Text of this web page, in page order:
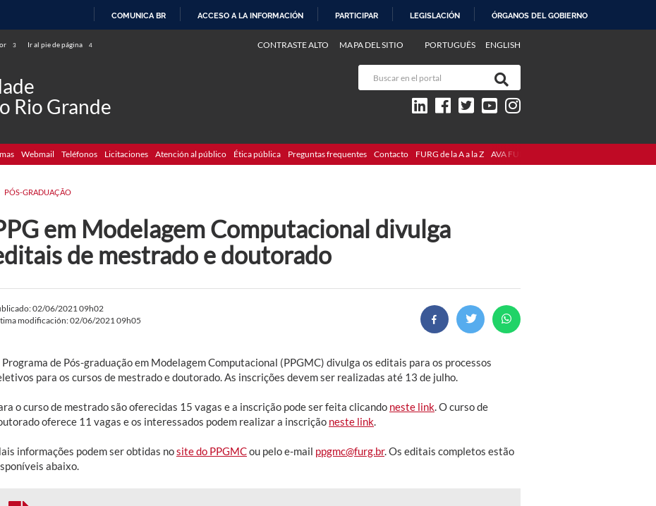
COMUNICA BR ACCESO A LA INFORMACIÓN PARTICIPAR LEGISLACIÓN ÓRGANOS DEL GOBIERNO
3 Ir al pie de página 4 PORTUGUÊS ENGLISH
CONTRASTE ALTO MAPA DEL SITIO
Rio Grande
Webmail Teléfonos Licitaciones Atención al público Ética pública Preguntas frequentes Contacto FURG de la A a la Z AVA FURG
PÓS-GRADUAÇÃO
em Modelagem Computacional divulga
de mestrado e doutorado
02/06/2021 09h02
modificación: 02/06/2021 09h05
Programa de Pós-graduação em Modelagem Computacional (PPGMC) divulga os editais para os processos
para os cursos de mestrado e doutorado. As inscrições devem ser realizadas até 13 de julho.
o curso de mestrado são oferecidas 15 vagas e a inscrição pode ser feita clicando neste link . O curso de
oferece 11 vagas e os interessados podem realizar a inscrição neste link
informações podem ser obtidas nosite do PPGMCou pelo e-mail ppgmc@furg.br. Os editais completos estão
abaixo.